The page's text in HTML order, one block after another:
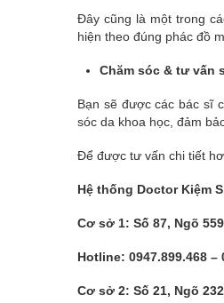
Đây cũng là một trong
hiện theo đúng phác đồ
Chăm sóc & tư vấn
Bạn sẽ được các bác sĩ
sóc da khoa học, đảm
Để được tư vấn chi tiết
Hệ thống Doctor Kiệm
Cơ sở 1: Số 87, Ngõ
Hotline: 0947.899.468 –
Cơ sở 2: Số 21, Ngõ